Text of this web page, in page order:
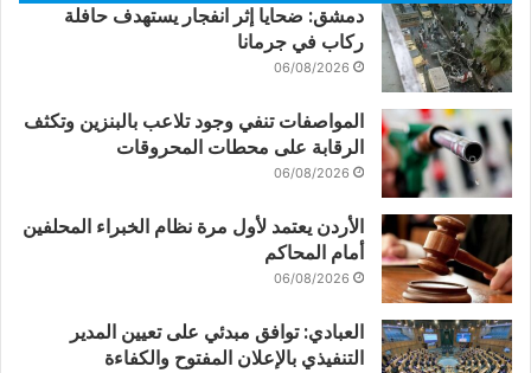
دمشق: ضحايا إثر انفجار يستهدف حافلة
ركاب في جرمانا
06/08/2026
المواصفات تنفي وجود تلاعب بالبنزين وتكثف
الرقابة على محطات المحروقات
06/08/2026
الأردن يعتمد لأول مرة نظام الخبراء المحلفين
أمام المحاكم
06/08/2026
العبادي: توافق مبدئي على تعيين المدير
التنفيذي بالإعلان المفتوح والكفاءة